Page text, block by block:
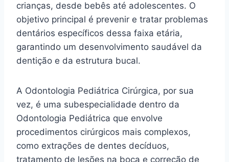
crianças, desde bebês até adolescentes. O
objetivo principal é prevenir e tratar problemas
dentários específicos dessa faixa etária,
garantindo um desenvolvimento saudável da
dentição e da estrutura bucal.
A Odontologia Pediátrica Cirúrgica, por sua
vez, é uma subespecialidade dentro da
Odontologia Pediátrica que envolve
procedimentos cirúrgicos mais complexos,
como extrações de dentes decíduos,
tratamento de lesões na boca e correção de